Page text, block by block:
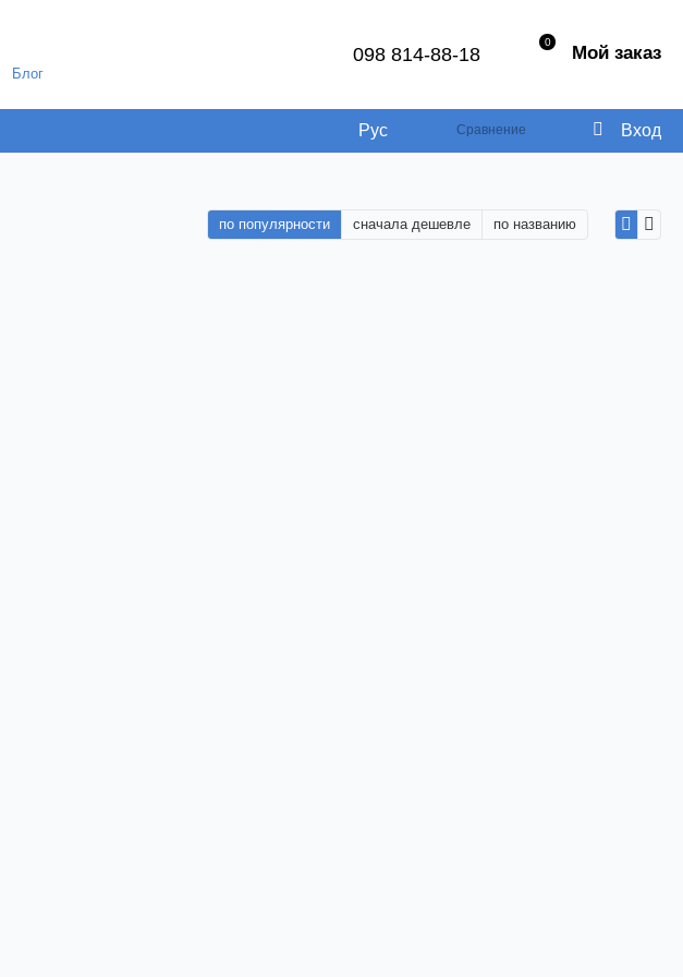
Блог
098 814-88-18
0 Мой заказ
Рус Сравнение Вход
по популярности сначала дешевле по названию